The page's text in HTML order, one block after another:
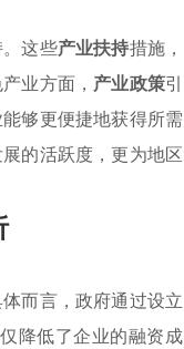
这些产业扶持措施，
业方面， 产业政策引
够更便捷地获得所需
的活跃度，更为地区
而言，政府通过设立
降低了企业的融资成